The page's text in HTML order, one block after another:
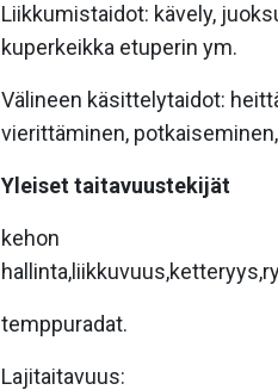
Liikkumistaidot: kävely,
kuperkeikka etuperin ym.
Välineen käsittelytaidot:
vierittäminen,
Yleiset taitavuustekijät
kehon
temppuradat.
Lajitaitavuus: